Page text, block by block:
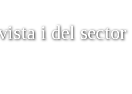
i del sector